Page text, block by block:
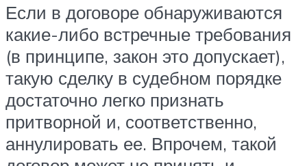
Если в договоре обнаруживаются
какие-либо встречные требования
(в принципе, закон это допускает),
такую сделку в судебном порядке
достаточно легко признать
притворной и, соответственно,
аннулировать ее. Впрочем, такой